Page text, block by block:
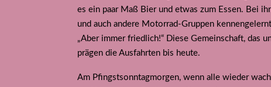
es ein paar Maß Bier und etwas zum Essen. Bei
und auch andere Motorrad-Gruppen
„Aber immer friedlich!“ Diese Gemeinschaft, das
prägen die Ausfahrten bis heute.
Am Pfingstsonntagmorgen, wenn alle wieder